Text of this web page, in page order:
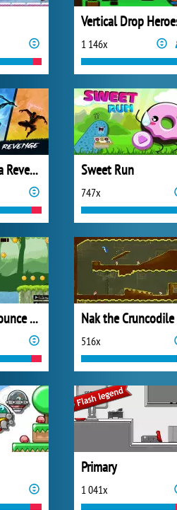
Vertical Drop
1 146x
Shadow Ninja Revenge Sweet Run
747x
Red Ball 6: Bounce Ball Nak the Cruncodile
516x
Primary
1 041x